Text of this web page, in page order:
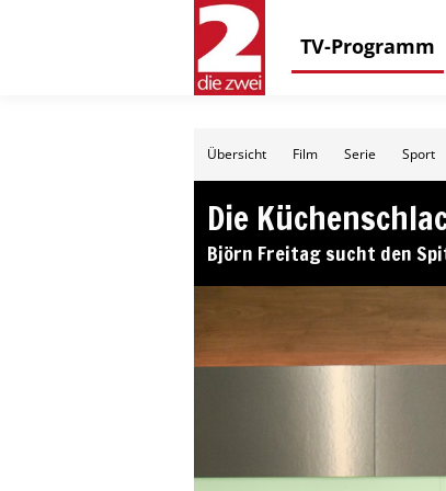
TV-Programm
Übersicht Film Serie Sport
Die
Björn Freitag sucht den